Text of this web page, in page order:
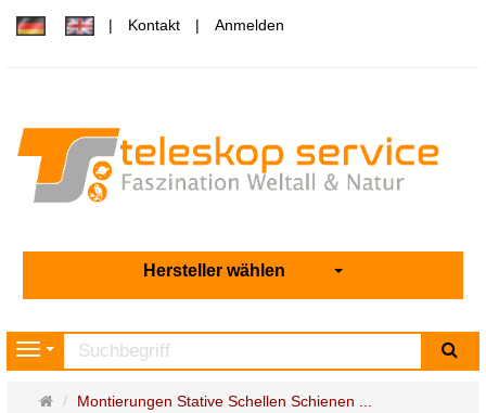
Kontakt Anmelden
Hersteller wählen
Navigation
Startseite
Montierungen Stative Schellen Schienen ...